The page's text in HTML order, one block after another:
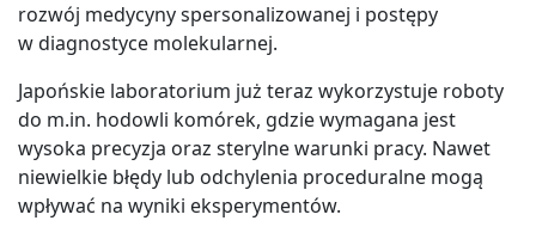
rozwój medycyny spersonalizowanej i postępy
w diagnostyce molekularnej.
Japońskie laboratorium już teraz wykorzystuje roboty
do m.in. hodowli komórek, gdzie wymagana jest
wysoka precyzja oraz sterylne warunki pracy. Nawet
niewielkie błędy lub odchylenia proceduralne mogą
wpływać na wyniki eksperymentów.